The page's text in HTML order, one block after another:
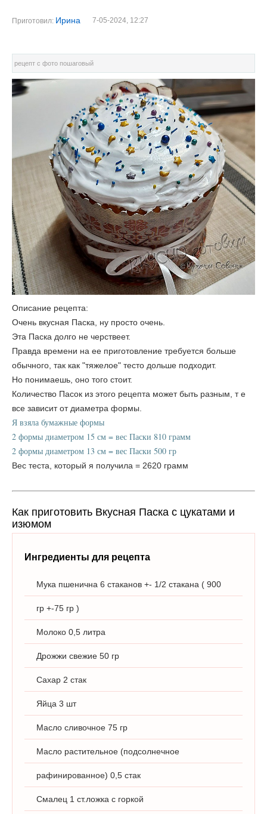
Приготовил: Ирина 7-05-2024, 12:27
рецепт с фото пошаговый
Описание рецепта:
Очень вкусная Паска, ну просто очень.
Эта Паска долго не черствеет.
Правда времени на ее приготовление требуется больше
обычного, так как "тяжелое" тесто дольше подходит.
Но понимаешь, оно того стоит.
Количество Пасок из этого рецепта может быть разным, т е
все зависит от диаметра формы.
Я взяла бумажные формы
2 формы диаметром 15 см = вес Паски 810 грамм
2 формы диаметром 13 см = вес Паски 500 гр
Вес теста, который я получила = 2620 грамм
Как приготовить Вкусная Паска с цукатами и
изюмом
Ингредиенты для рецепта
Мука пшенична 6 стаканов +- 1/2 стакана ( 900
гр +-75 гр )
Молоко 0,5 литра
Дрожжи свежие 50 гр
Сахар 2 стак
Яйца 3 шт
Масло сливочное 75 гр
Масло растительное (подсолнечное
рафинированное) 0,5 стак
Смалец 1 ст.ложка с горкой